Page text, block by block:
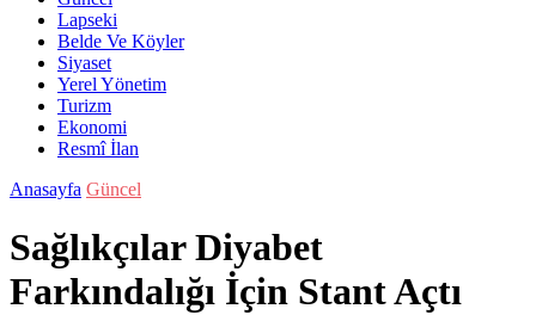
Lapseki
Belde Ve Köyler
Siyaset
Yerel Yönetim
Turizm
Ekonomi
Resmî İlan
Anasayfa Güncel
Sağlıkçılar Diyabet
Farkındalığı İçin Stant Açtı